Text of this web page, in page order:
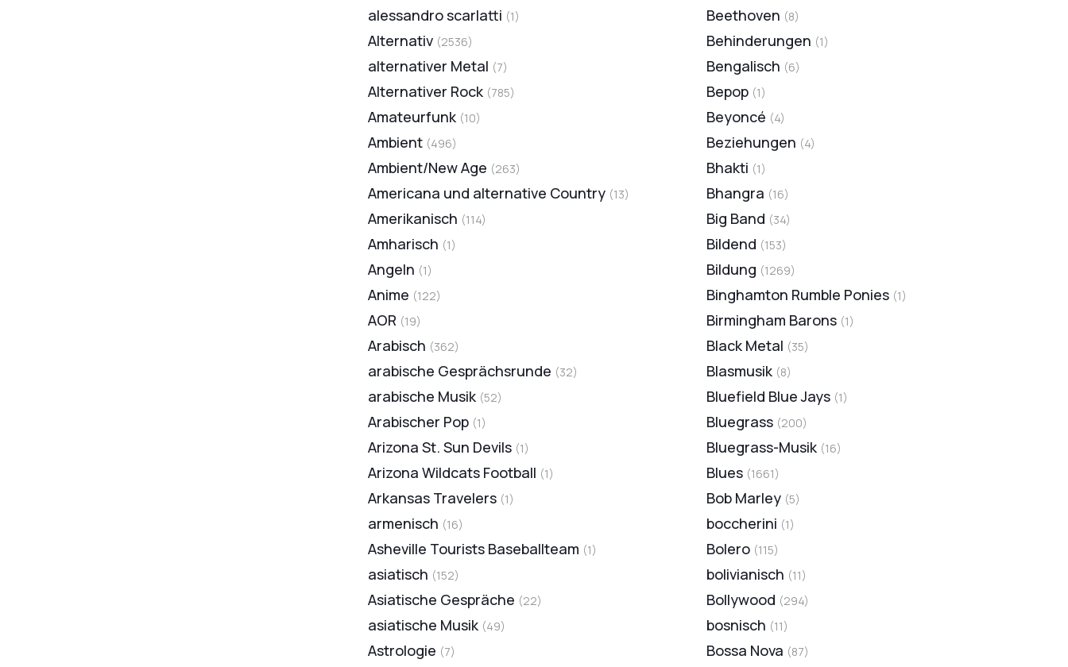
alessandro scarlatti (1)
Alternativ (2536)
alternativer Metal (7)
Alternativer Rock (785)
Amateurfunk (10)
Ambient (496)
Ambient/New Age (263)
Americana und alternative Country (13)
Amerikanisch (114)
Amharisch (1)
Angeln (1)
Anime (122)
AOR (19)
Arabisch (362)
arabische Gesprächsrunde (32)
arabische Musik (52)
Arabischer Pop (1)
Arizona St. Sun Devils (1)
Arizona Wildcats Football (1)
Arkansas Travelers (1)
armenisch (16)
Asheville Tourists Baseballteam (1)
asiatisch (152)
Asiatische Gespräche (22)
asiatische Musik (49)
Astrologie (7)
Beethoven (8)
Behinderungen (1)
Bengalisch (6)
Bepop (1)
Beyoncé (4)
Beziehungen (4)
Bhakti (1)
Bhangra (16)
Big Band (34)
Bildend (153)
Bildung (1269)
Binghamton Rumble Ponies (1)
Birmingham Barons (1)
Black Metal (35)
Blasmusik (8)
Bluefield Blue Jays (1)
Bluegrass (200)
Bluegrass-Musik (16)
Blues (1661)
Bob Marley (5)
boccherini (1)
Bolero (115)
bolivianisch (11)
Bollywood (294)
bosnisch (11)
Bossa Nova (87)